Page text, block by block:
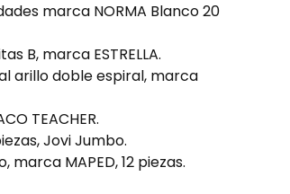
marca NORMA Blanco 20
B, marca ESTRELLA.
arillo doble espiral, marca
TEACHER.
Jovi Jumbo.
MAPED, 12 piezas.